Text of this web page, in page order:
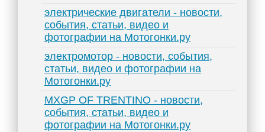
электрические двигатели - новости,
события, статьи, видео и
фотографии на Мотогонки.ру
электромотор - новости, события,
статьи, видео и фотографии на
Мотогонки.ру
MXGP OF TRENTINO - новости,
события, статьи, видео и
фотографии на Мотогонки.ру